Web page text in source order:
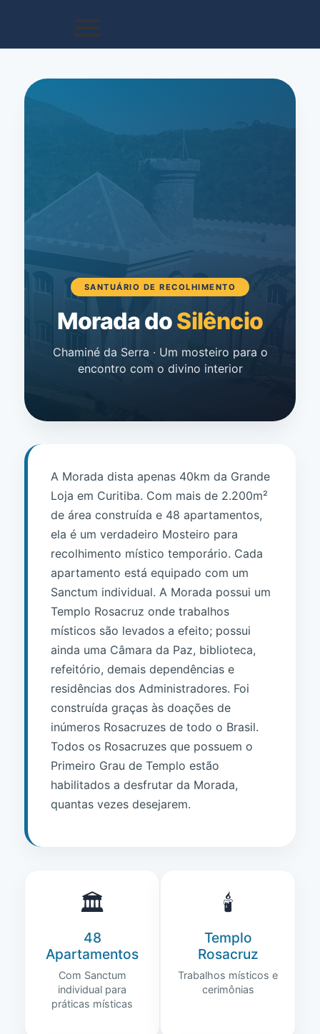
SANTUÁRIO DE RECOLHIMENTO
Morada doSilêncio
Chaminé da Serra · Um mosteiro para o
encontro com o divino interior
A Morada dista apenas 40km da Grande
Loja em Curitiba. Com mais de 2.200m²
de área construída e 48 apartamentos,
ela é um verdadeiro Mosteiro para
recolhimento místico temporário. Cada
apartamento está equipado com um
Sanctum individual. A Morada possui um
Templo Rosacruz onde trabalhos
místicos são levados a efeito; possui
ainda uma Câmara da Paz, biblioteca,
refeitório, demais dependências e
residências dos Administradores. Foi
construída graças às doações de
inúmeros Rosacruzes de todo o Brasil.
Todos os Rosacruzes que possuem o
Primeiro Grau de Templo estão
habilitados a desfrutar da Morada,
quantas vezes desejarem.
🏛️
48
Apartamentos
Com Sanctum
individual para
práticas místicas
🕯️
Templo
Rosacruz
Trabalhos místicos e
cerimônias